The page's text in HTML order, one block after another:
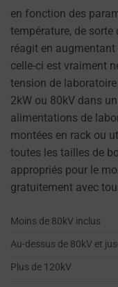
en fonction des
température, de
réagit en
celle-ci est vraiment
tension de
2kW ou 80kV dans
alimentations de
montées en rack ou
toutes les tailles de
appropriés pour le
gratuitement avec
Moins de 80kV inclus
Au-dessus de 80kV et
Plus de 120kV
leur
permettant
d'accepter
ou
de
refuser
les
cookies
de
contrôler
confidentialité.
également